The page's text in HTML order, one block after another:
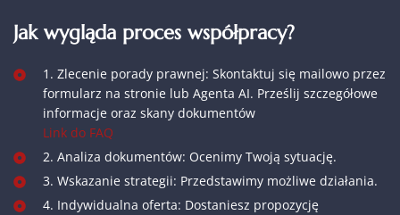
Jak wygląda proces współpracy?
1. Zlecenie porady prawnej: Skontaktuj się mailowo przez
formularz na stronie lub Agenta AI. Prześlij szczegółowe
informacje oraz skany dokumentów
Link do FAQ
2. Analiza dokumentów: Ocenimy Twoją sytuację.
3. Wskazanie strategii: Przedstawimy możliwe działania.
4. Indywidualna oferta: Dostaniesz propozycję